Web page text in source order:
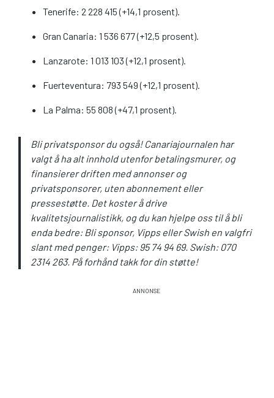
Tenerife: 2 228 415 (+14,1 prosent).
Gran Canaria: 1 536 677 (+12,5 prosent).
Lanzarote: 1 013 103 (+12,1 prosent).
Fuerteventura: 793 549 (+12,1 prosent).
La Palma: 55 808 (+47,1 prosent).
Bli privatsponsor du også! Canariajournalen har
valgt å ha alt innhold utenfor betalingsmurer, og
finansierer driften med annonser og
privatsponsorer, uten abonnement eller
pressestøtte. Det koster å drive
kvalitetsjournalistikk, og du kan hjelpe oss til å bli
enda bedre: Bli sponsor, Vipps eller Swish en valgfri
slant med penger: Vipps: 95 74 94 69. Swish: 070
2314 263. På forhånd takk for din støtte!